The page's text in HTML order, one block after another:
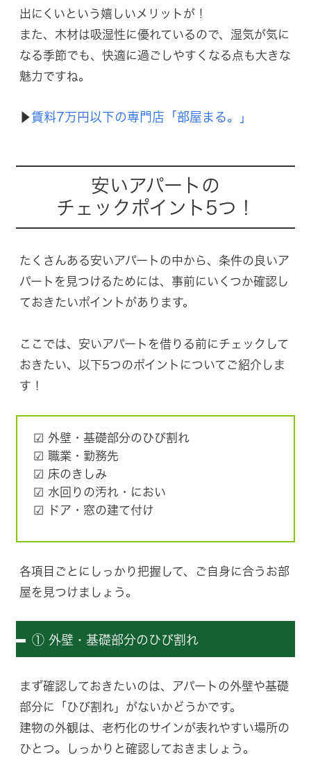
出にくいという嬉しいメリットが！
また、木材は吸湿性に優れているので、湿気が気に
なる季節でも、快適に過ごしやすくなる点も大きな
魅力ですね。
▶︎賃料7万円以下の専門店「部屋まる。」
安いアパートの
チェックポイント5つ！
たくさんある安いアパートの中から、条件の良いア
パートを見つけるためには、事前にいくつか確認し
ておきたいポイントがあります。
ここでは、安いアパートを借りる前にチェックして
おきたい、以下5つのポイントについてご紹介しま
す！
☑ 外壁・基礎部分のひび割れ
☑ 職業・勤務先
☑ 床のきしみ
☑ 水回りの汚れ・におい
☑ ドア・窓の建て付け
各項目ごとにしっかり把握して、ご自身に合うお部
屋を見つけましょう。
① 外壁・基礎部分のひび割れ
まず確認しておきたいのは、アパートの外壁や基礎
部分に「ひび割れ」がないかどうかです。
建物の外観は、老朽化のサインが表れやすい場所の
ひとつ。しっかりと確認しておきましょう。